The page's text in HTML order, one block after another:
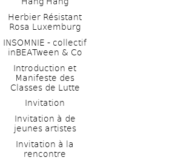
Herbier Résistant
Rosa Luxemburg
INSOMNIE - collectif
inBEATween & Co
Introduction et
Manifeste des
Classes de Lutte
Invitation
Invitation à de
jeunes artistes
Invitation à la
rencontre